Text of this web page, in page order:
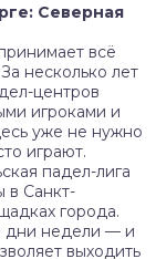
Северная
всё
несколько лет
центров
игроками и
уже не нужно
играют.
падел-лига
в Санкт-
города.
дни недели — и
выходить